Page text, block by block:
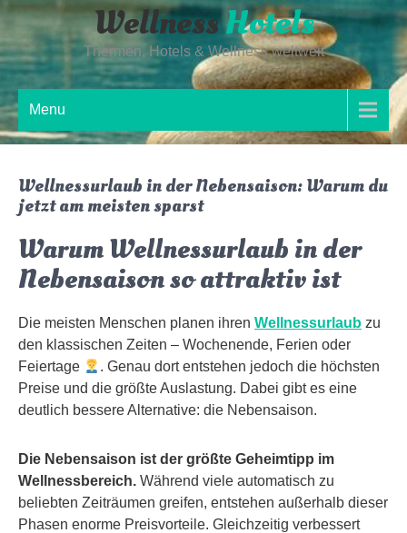
Skip
content
WellnessHotels
Thermen, Hotels & Wellness weltweit
Menu
Wellnessurlaub in der Nebensaison: Warum du
jetzt am meisten sparst
Warum Wellnessurlaub in der
Nebensaison so attraktiv ist
Die meisten Menschen planen ihren Wellnessurlaub zu
den klassischen Zeiten – Wochenende, Ferien oder
Feiertage
. Genau dort entstehen jedoch die höchsten
Preise und die größte Auslastung. Dabei gibt es eine
deutlich bessere Alternative: die Nebensaison.
Die Nebensaison ist der größte Geheimtipp im
Wellnessbereich. Während viele automatisch zu
beliebten Zeiträumen greifen, entstehen außerhalb dieser
Phasen enorme Preisvorteile. Gleichzeitig verbessert